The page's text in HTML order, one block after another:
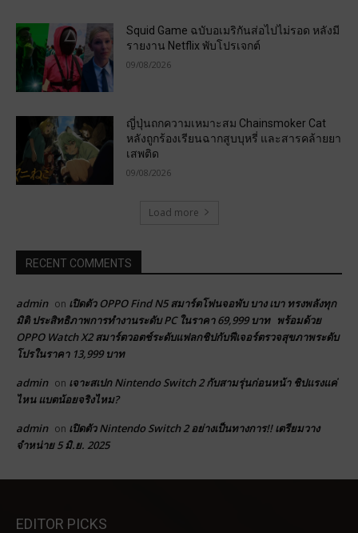
Squid Game ฉบับอเมริกันส่อไปไม่รอด หลังมี
รายงาน Netflix พับโปรเจกต์
09/08/2026
ญี่ปุ่นถกความเหมาะสม Chainsmoker Cat
หลังถูกร้องเรียนฉากสูบบุหรี่ และสารคล้ายยา
เสพติด
09/08/2026
Load more
RECENT COMMENTS
admin on เปิดตัว OPPO Find N5 สมาร์ตโฟนจอพับ บาง เบา ทรงพลังทุก
มิติ ประสิทธิภาพการทำงานระดับ PC ในราคา 69,999 บาท พร้อมด้วย
OPPO Watch X2 สมาร์ตวอตช์ระดับแฟลกชิปกับฟีเจอร์ตรวจสุขภาพระดับ
โปรในราคา 13,999 บาท
admin on เจาะสเปก Nintendo Switch 2 กับสามรุ่นก่อนหน้า ชิปแรงแค่
ไหน แบตน้อยจริงไหม?
admin on เปิดตัว Nintendo Switch 2 อย่างเป็นทางการ!! เตรียมวาง
จำหน่าย 5 มิ.ย. 2025
EDITOR PICKS